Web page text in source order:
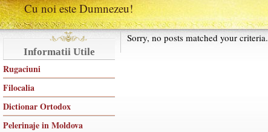
Cu noi este Dumnezeu!
Informatii Utile
Rugaciuni
Filocalia
Dictionar Ortodox
Pelerinaje in Moldova
Sorry, no posts matched your criteria.